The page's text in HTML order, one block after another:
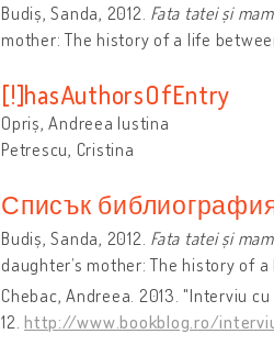
Budiș, Sanda, 2012. Fata tatei și
mother: The history of a life
[!]hasAuthorsOfEntry
Opriș, Andreea Iustina
Petrescu, Cristina
Списък
Budiș, Sanda, 2012. Fata tatei și
daughter’s mother: The history of
Chebac, Andreea. 2013. "Interviu
12. http://www.bookblog.ro/